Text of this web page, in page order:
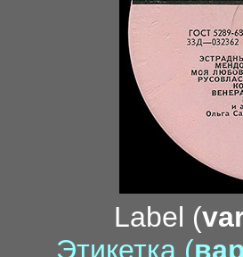
Label (
Этикетка (